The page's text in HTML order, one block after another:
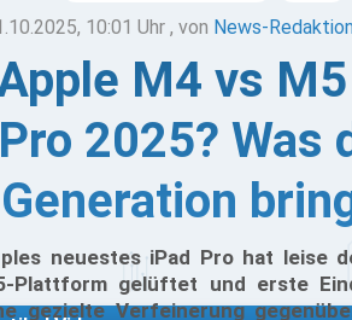
10:01 Uhr , von News-
M4 vs
2025? Was
Generation
neuestes iPad Pro hat leise
Plattform gelüftet und erste
gezielte Verfeinerung